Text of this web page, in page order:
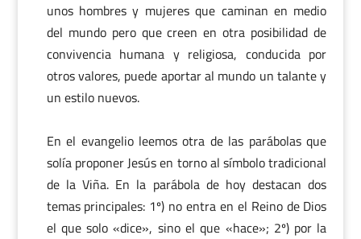
unos hombres y mujeres que caminan en medio
del mundo pero que creen en otra posibilidad de
convivencia humana y religiosa, conducida por
otros valores, puede aportar al mundo un talante y
un estilo nuevos.
En el evangelio leemos otra de las parábolas que
solía proponer Jesús en torno al símbolo tradicional
de la Viña. En la parábola de hoy destacan dos
temas principales: 1º) no entra en el Reino de Dios
el que solo «dice», sino el que «hace»; 2º) por la